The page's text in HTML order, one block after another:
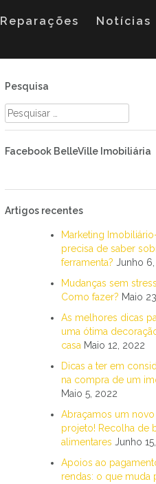
Reparações Notícias
Pesquisa
Pesquisar
por:
Facebook BelleVille Imobiliária
Artigos recentes
Marketing
precisa de saber
ferramenta? Junho
Mudanças sem
Como fazer? Maio
As melhores dicas
uma ótima
casa Maio 12, 2022
Dicas a ter em
na compra de um
Maio 5, 2022
Abraçamos um novo
projeto! Recolha de
alimentares Junho
Apoios ao
rendas: o que muda